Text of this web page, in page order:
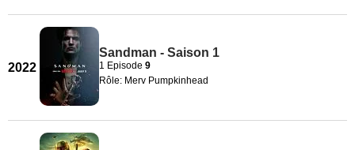
2022
Sandman - Saison 1
1 Episode 9
Rôle: Merv Pumpkinhead